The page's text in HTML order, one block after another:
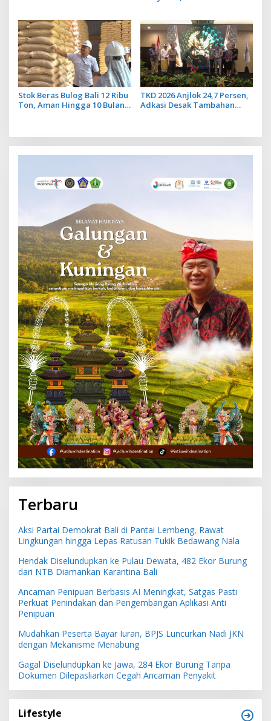
Lancar
Stok Beras Bulog Bali 12 Ribu
Ton, Aman Hingga 10 Bulan
TKD 2026 Anjlok 24,7 Persen,
Adkasi Desak Tambahan
Terbaru
Aksi Partai Demokrat Bali di Pantai Lembeng, Rawat
Lingkungan hingga Lepas Ratusan Tukik Bedawang Nala
Hendak Diselundupkan ke Pulau Dewata, 482 Ekor Burung
dari NTB Diamankan Karantina Bali
Ancaman Penipuan Berbasis AI Meningkat, Satgas Pasti
Perkuat Penindakan dan Pengembangan Aplikasi Anti
Penipuan
Mudahkan Peserta Bayar Iuran, BPJS Luncurkan Nadi JKN
dengan Mekanisme Menabung
Gagal Diselundupkan ke Jawa, 284 Ekor Burung Tanpa
Dokumen Dilepasliarkan Cegah Ancaman Penyakit
Lifestyle